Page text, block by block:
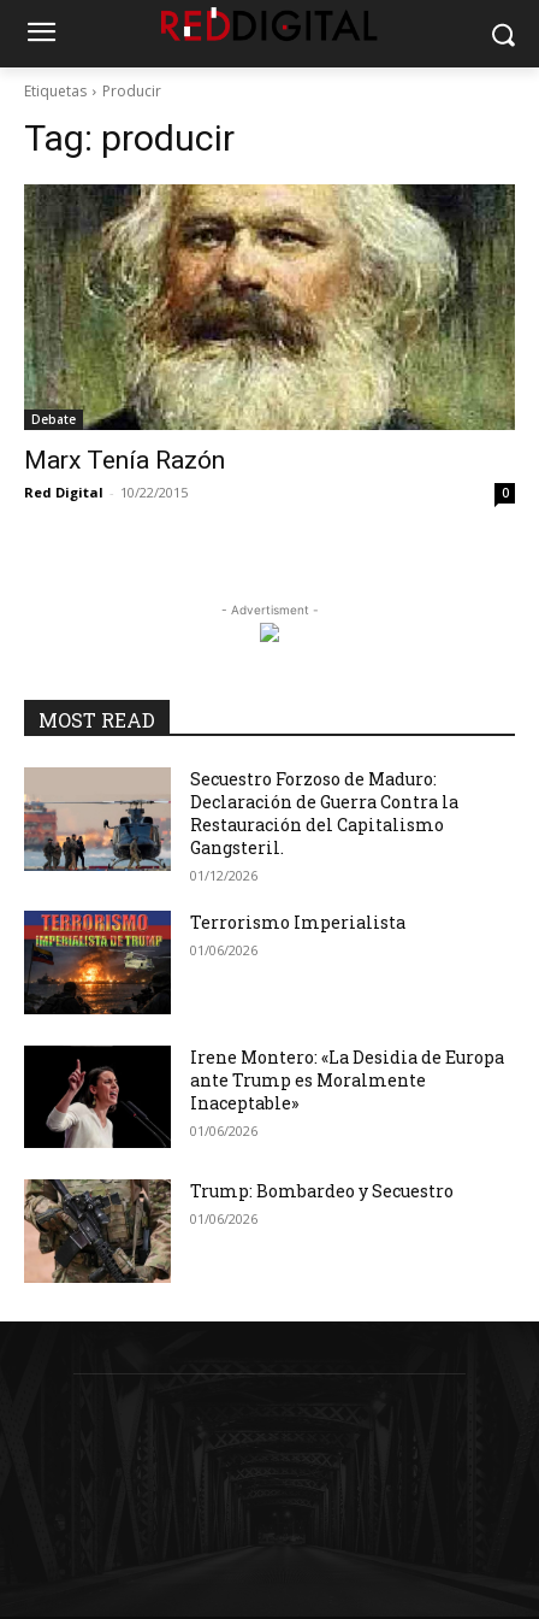
Etiquetas Producir
Tag: producir
Debate
Marx Tenía Razón
Red Digital - 10/22/2015 0
- Advertisment -
MOST READ
Secuestro Forzoso de Maduro:
Declaración de Guerra Contra la
Restauración del Capitalismo
Gangsteril.
01/12/2026
Terrorismo Imperialista
01/06/2026
Irene Montero: «La Desidia de Europa
ante Trump es Moralmente
Inaceptable»
01/06/2026
Trump: Bombardeo y Secuestro
01/06/2026